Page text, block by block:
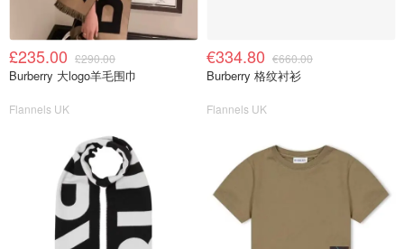
£235.00 £290.00
Burberry 大logo羊毛围巾
Flannels UK
€334.80 €660.00
Burberry 格纹衬衫
Flannels UK